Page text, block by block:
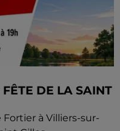
DE LA SAINT
à Villiers-sur-